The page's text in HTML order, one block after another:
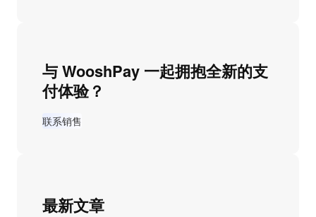
与 WooshPay 一起拥抱全新的支
付体验？
联系销售
最新文章